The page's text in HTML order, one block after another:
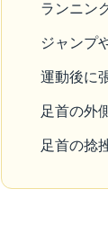
ランニン
ジャンプ
運動後に
足首の外
足首の捻